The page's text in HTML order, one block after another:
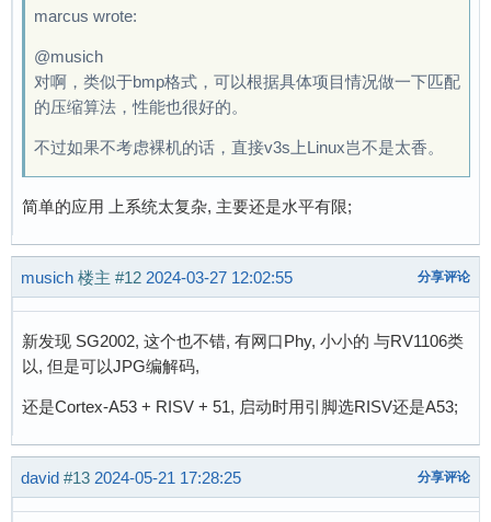
marcus wrote:
@musich
对啊，类似于bmp格式，可以根据具体项目情况做一下匹配
的压缩算法，性能也很好的。
不过如果不考虑裸机的话，直接v3s上Linux岂不是太香。
简单的应用 上系统太复杂, 主要还是水平有限;
musich 楼主 #12 2024-03-27 12:02:55 分享评论
新发现 SG2002, 这个也不错, 有网口Phy, 小小的 与RV1106类
以, 但是可以JPG编解码,
还是Cortex-A53 + RISV + 51, 启动时用引脚选RISV还是A53;
david #13 2024-05-21 17:28:25 分享评论